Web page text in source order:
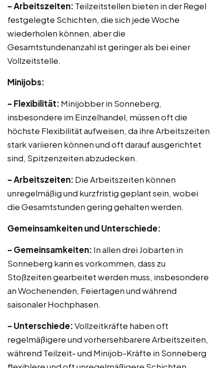
– Arbeitszeiten: Teilzeitstellen bieten in der Regel
festgelegte Schichten, die sich jede Woche
wiederholen können, aber die
Gesamtstundenanzahl ist geringer als bei einer
Vollzeitstelle.
Minijobs:
– Flexibilität: Minijobber in Sonneberg,
insbesondere im Einzelhandel, müssen oft die
höchste Flexibilität aufweisen, da ihre Arbeitszeiten
stark variieren können und oft darauf ausgerichtet
sind, Spitzenzeiten abzudecken.
– Arbeitszeiten: Die Arbeitszeiten können
unregelmäßig und kurzfristig geplant sein, wobei
die Gesamtstunden gering gehalten werden.
Gemeinsamkeiten und Unterschiede:
– Gemeinsamkeiten: In allen drei Jobarten in
Sonneberg kann es vorkommen, dass zu
Stoßzeiten gearbeitet werden muss, insbesondere
an Wochenenden, Feiertagen und während
saisonaler Hochphasen.
– Unterschiede:Vollzeitkräfte haben oft
regelmäßigere und vorhersehbarere Arbeitszeiten,
während Teilzeit- und Minijob-Kräfte in Sonneberg